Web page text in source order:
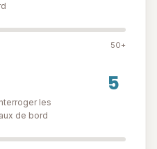
50+
les
de bord